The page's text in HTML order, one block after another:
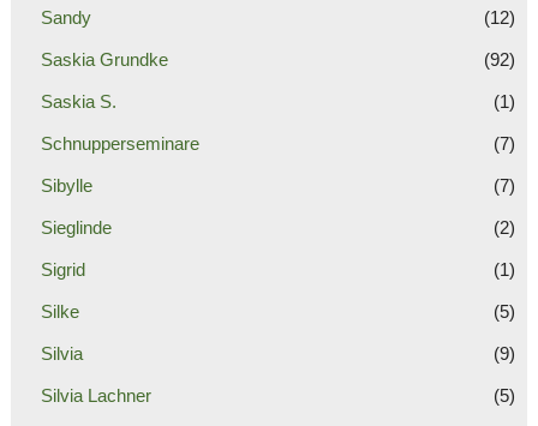
Sandy (12)
Saskia Grundke (92)
Saskia S. (1)
Schnupperseminare (7)
Sibylle (7)
Sieglinde (2)
Sigrid (1)
Silke (5)
Silvia (9)
Silvia Lachner (5)